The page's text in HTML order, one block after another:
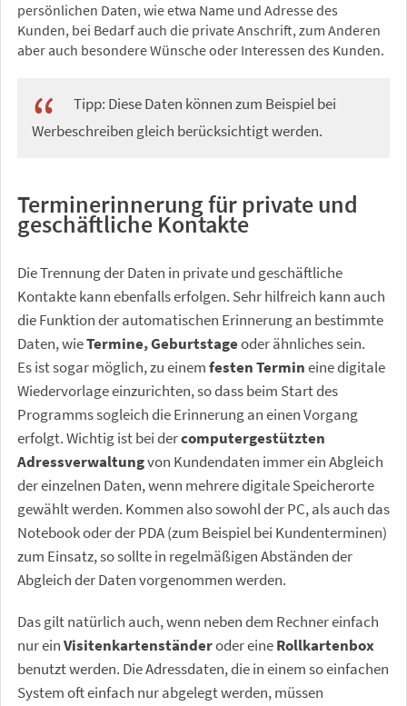
persönlichen Daten, wie etwa Name und Adresse des
Kunden, bei Bedarf auch die private Anschrift, zum Anderen
aber auch besondere Wünsche oder Interessen des Kunden.
Tipp: Diese Daten können zum Beispiel bei
Werbeschreiben gleich berücksichtigt werden.
Terminerinnerung für private und
geschäftliche Kontakte
Die Trennung der Daten in private und geschäftliche
Kontakte kann ebenfalls erfolgen. Sehr hilfreich kann auch
die Funktion der automatischen Erinnerung an bestimmte
Daten, wieTermine, Geburtstageoder ähnliches sein.
Es ist sogar möglich, zu einemfesten Termineine digitale
Wiedervorlage einzurichten, so dass beim Start des
Programms sogleich die Erinnerung an einen Vorgang
erfolgt. Wichtig ist bei dercomputergestützten
Adressverwaltungvon Kundendaten immer ein Abgleich
der einzelnen Daten, wenn mehrere digitale Speicherorte
gewählt werden. Kommen also sowohl der PC, als auch das
Notebook oder der PDA (zum Beispiel bei Kundenterminen)
zum Einsatz, so sollte in regelmäßigen Abständen der
Abgleich der Daten vorgenommen werden.
Das gilt natürlich auch, wenn neben dem Rechner einfach
nur einVisitenkartenständeroder eineRollkartenbox
benutzt werden. Die Adressdaten, die in einem so einfachen
System oft einfach nur abgelegt werden, müssen